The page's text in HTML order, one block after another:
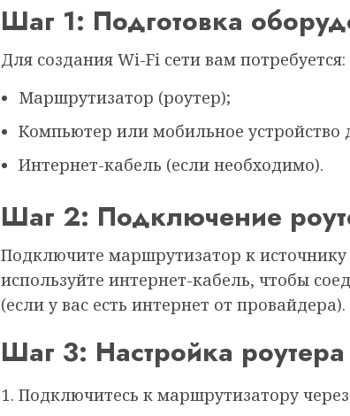
Шаг 1: Подготовка
Для создания Wi-Fi сети вам потребуется:
Маршрутизатор (роутер);
Компьютер или мобильное устройство
Интернет-кабель (если необходимо).
Шаг 2: Подключение
Подключите маршрутизатор к
используйте интернет-кабель, чтобы
(если у вас есть интернет от провайдера).
Шаг 3: Настройка роутера
Подключитесь к маршрутизатору